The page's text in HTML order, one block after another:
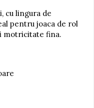
cu lingura de
pentru joaca de rol
motricitate fina.